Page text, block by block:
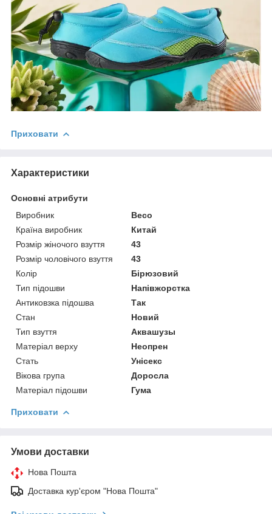
Приховати
Характеристики
Основні атрибути
Виробник
Beco
Країна виробник
Китай
Розмір жіночого взуття
43
Розмір чоловічого взуття
43
Колір
Бірюзовий
Тип підошви
Напівжорстка
Антиковзка підошва
Так
Стан
Новий
Тип взуття
Аквашузы
Матеріал верху
Неопрен
Стать
Унісекс
Вікова група
Доросла
Матеріал підошви
Гума
Приховати
Умови доставки
Нова Пошта
Доставка кур'єром "Нова Пошта"